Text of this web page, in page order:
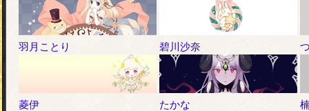
羽月ことり 碧川沙奈
菱伊 たかな